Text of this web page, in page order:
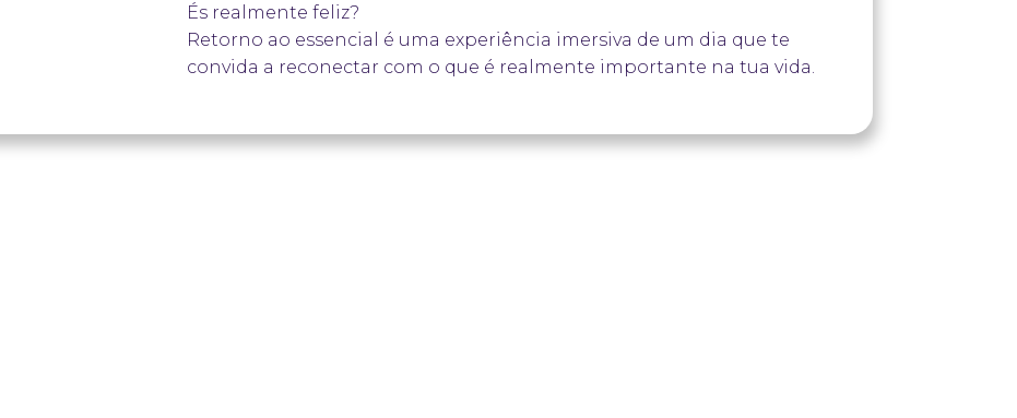
És realmente feliz?
Retorno ao essencial é uma experiência imersiva de um dia que te
convida a reconectar com o que é realmente importante na tua vida.
origem do teu desafio;